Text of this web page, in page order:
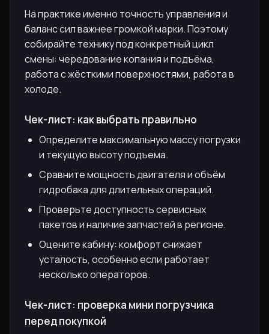
На практике именно точность управления и
баланс сил важнее громкой марки. Поэтому
собирайте технику под конкретный цикл
смены: чередование копания и подъёма,
работа с жёсткими поверхностями, работа в
холоде.
Чек-лист: как выбрать правильно
Определите максимальную массу погрузки
и текущую высоту подъема.
Сравните мощность двигателя и объём
гидробака для длительных операций.
Проверьте доступность сервисных
пакетов и наличие запчастей в регионе.
Оцените кабину: комфорт снижает
усталость, особенно если работает
несколько операторов.
Чек-лист: проверка мини погрузчика
перед покупкой